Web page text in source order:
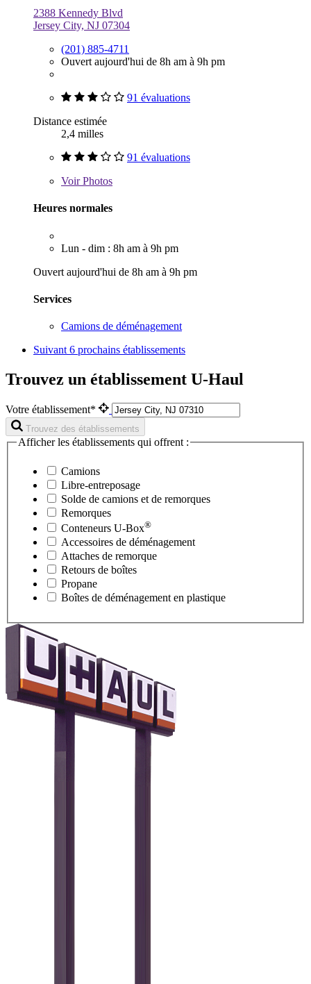
2388 Kennedy Blvd
Jersey City, NJ 07304
(201) 885-4711
Ouvert aujourd'hui de 8h am à 9h pm
91 évaluations
Distance estimée
2,4 milles
91 évaluations
VoirPhotos
Heures normales
Lun - dim : 8h am à 9h pm
Ouvert aujourd'hui de 8h am à 9h pm
Services
Camions de déménagement
Suivant 6 prochains établissements
Trouvez un établissement U-Haul
Votre établissement*
Trouvez des établissements
Afficher les établissements qui offrent :
Camions
Libre-entreposage
Solde de camions et de remorques
Remorques
Conteneurs U-Box®
Accessoires de déménagement
Attaches de remorque
Retours de boîtes
Propane
Boîtes de déménagement en plastique